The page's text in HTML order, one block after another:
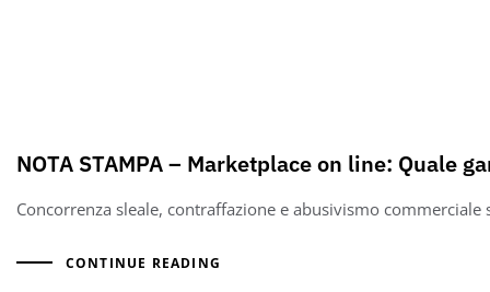
NOTA STAMPA – Marketplace on line:
Concorrenza sleale, contraffazione e abusivismo
CONTINUE READING